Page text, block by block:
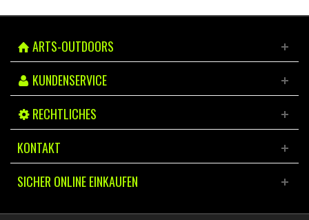
ARTS-OUTDOORS
KUNDENSERVICE
RECHTLICHES
KONTAKT
SICHER ONLINE EINKAUFEN